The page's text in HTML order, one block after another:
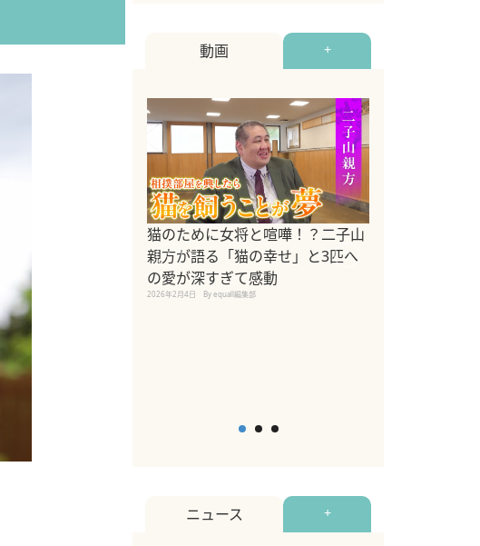
動画 +
猫のために女将と喧嘩！？二子山
親方が語る「猫の幸せ」と3匹へ
の愛が深すぎて感動
2026年2月4日 By equall編集部
ニュース +